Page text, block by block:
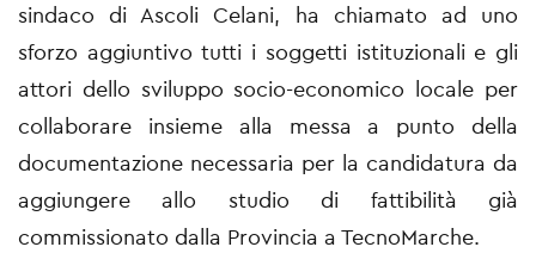
sindaco di Ascoli Celani, ha chiamato ad uno
sforzo aggiuntivo tutti i soggetti istituzionali e gli
attori dello sviluppo socio-economico locale per
collaborare insieme alla messa a punto della
documentazione necessaria per la candidatura da
aggiungere allo studio di fattibilità già
commissionato dalla Provincia a TecnoMarche.